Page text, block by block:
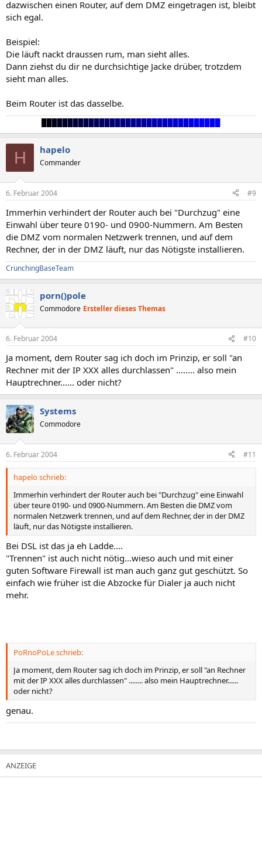
dazwischen einen Router, auf dem DMZ eingetragen ist, bleibt
sich egal.
Beispiel:
Die läuft nackt draussen rum, man sieht alles.
Dann ziehst du dir ne durchsichtige Jacke drüber, trotzdem
sieht man alles.
Beim Router ist das dasselbe.
H hapelo
Commander
6. Februar 2004 #9
Immerhin verhindert der Router auch bei "Durchzug" eine
Einwahl über teure 0190- und 0900-Nummern. Am Besten
die DMZ vom normalen Netzwerk trennen, und auf dem
Rechner, der in der DMZ läuft, nur das Nötigste installieren.
CrunchingBaseTeam
porn()pole
Commodore Ersteller dieses Themas
6. Februar 2004 #10
Ja moment, dem Router sag ich doch im Prinzip, er soll "an
Rechner mit der IP XXX alles durchlassen" ........ also mein
Hauptrechner...... oder nicht?
Systems
Commodore
6. Februar 2004 #11
hapelo schrieb:
Immerhin verhindert der Router auch bei "Durchzug" eine Einwahl
über teure 0190- und 0900-Nummern. Am Besten die DMZ vom
normalen Netzwerk trennen, und auf dem Rechner, der in der DMZ
läuft, nur das Nötigste installieren.
Bei DSL ist das ja eh Ladde....
"Trennen" ist auch nicht nötig...wieso auch und mit einer
guten Software Firewall ist man auch ganz gut geschützt. So
einfach wie früher ist die Abzocke für Dialer ja auch nicht
mehr.
PoRnoPoLe schrieb:
Ja moment, dem Router sag ich doch im Prinzip, er soll "an Rechner
mit der IP XXX alles durchlassen" ........ also mein Hauptrechner......
oder nicht?
genau.